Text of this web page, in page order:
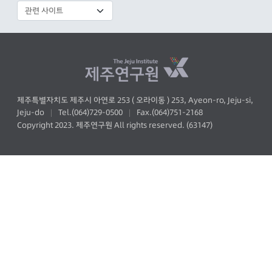
제주특별자치도 제주시 아연로 253 ( 오라이동 ) 253, Ayeon-ro, Jeju-si,
Jeju-do
Tel.(064)729-0500
Fax.(064)751-2168
Copyright 2023. 제주연구원 All rights reserved. (63147)